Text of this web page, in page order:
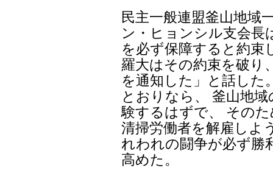
民主一般連盟釜山地域
ン・ヒョンシル支会長
を必ず保障すると約束
羅大はその約束を破り
を通知した」と話した
とおりなら、 釜山地
験するはずで、 その
清掃労働者を解雇しよ
れわれの闘争が必ず勝
高めた。